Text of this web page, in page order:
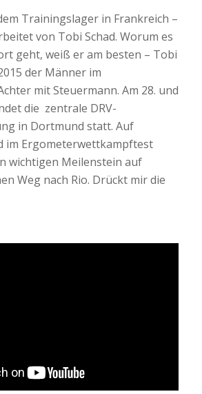
Trainingslager in Frankreich –
von Tobi Schad. Worum es
geht, weiß er am besten – Tobi
der Männer im
mit Steuermann. Am 28. und
die zentrale DRV-
in Dortmund statt. Auf
im Ergometerwettkampftest
wichtigen Meilenstein auf
Weg nach Rio. Drückt mir die